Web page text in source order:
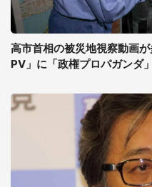
高市首相の被災地視察動画
PV」に「政権プロパガンダ